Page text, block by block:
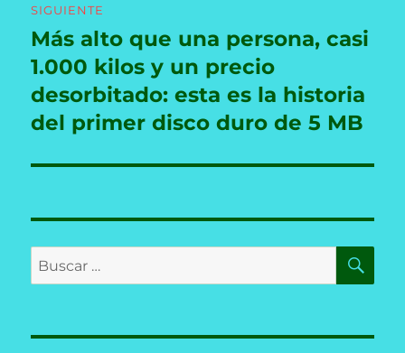
SIGUIENTE
Entrada
siguiente:
Más alto que una persona, casi
1.000 kilos y un precio
desorbitado: esta es la historia
del primer disco duro de 5 MB
Buscar
por: